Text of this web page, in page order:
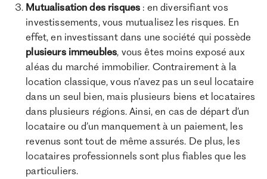
Mutualisation des risques : en diversifiant vos
investissements, vous mutualisez les risques. En
effet, en investissant dans une société qui possède
plusieurs immeubles, vous êtes moins exposé aux
aléas du marché immobilier. Contrairement à la
location classique, vous n’avez pas un seul locataire
dans un seul bien, mais plusieurs biens et locataires
dans plusieurs régions. Ainsi, en cas de départ d’un
locataire ou d’un manquement à un paiement, les
revenus sont tout de même assurés. De plus, les
locataires professionnels sont plus fiables que les
particuliers.